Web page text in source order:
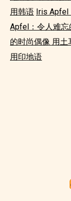
用韩语 Iris Apfel
Apfel：令人难
的时尚偶像 用土
用印地语